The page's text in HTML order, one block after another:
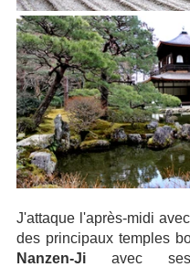
J'attaque l'après-midi
des principaux temples
Nanzen-Ji avec ses